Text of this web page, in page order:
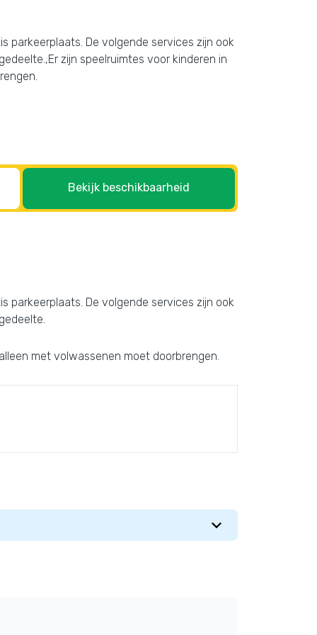
parkeerplaats. De volgende services zijn ook
zijn speelruimtes voor kinderen in
Bekijk beschikbaarheid
parkeerplaats. De volgende services zijn ook
met volwassenen moet doorbrengen.